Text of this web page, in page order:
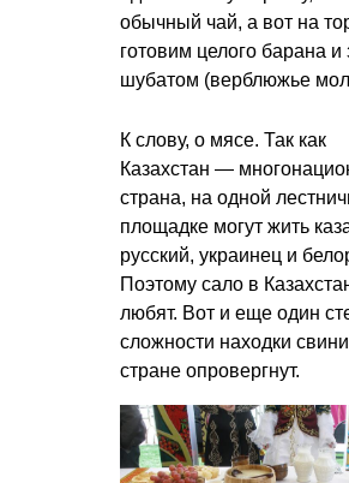
обычный чай, а вот на
готовим целого барана и
шубатом (верблюжье
К слову, о мясе. Так как
Казахстан —
страна, на одной
площадке могут жить
русский, украинец и
Поэтому сало в
любят. Вот и еще один
сложности находки
стране опровергнут.